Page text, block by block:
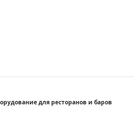
для ресторанов и баров